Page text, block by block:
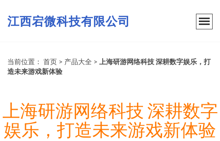
江西宕微科技有限公司
当前位置： 首页 > 产品大全 >
上海研游网络科技 深耕数字娱乐，打
造未来游戏新体验
上海研游网络科技 深耕数字
娱乐，打造未来游戏新体验